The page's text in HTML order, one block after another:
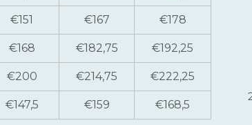
€151 €167 €178
€168 €182,75 €192,25
€200 €214,75 €222,25
€147,5 €159 €168,5